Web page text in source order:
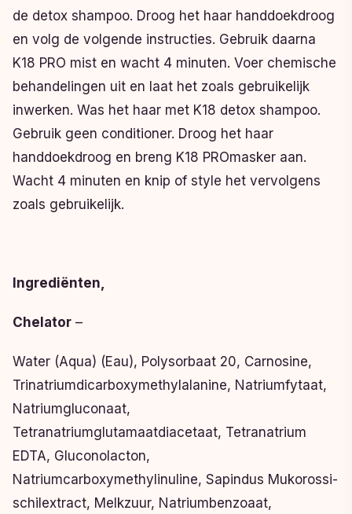
de detox shampoo. Droog het haar handdoekdroog
en volg de volgende instructies. Gebruik daarna
K18 PRO mist en wacht 4 minuten. Voer chemische
behandelingen uit en laat het zoals gebruikelijk
inwerken. Was het haar met K18 detox shampoo.
Gebruik geen conditioner. Droog het haar
handdoekdroog en breng K18 PROmasker aan.
Wacht 4 minuten en knip of style het vervolgens
zoals gebruikelijk.
Ingrediënten,
Chelator –
Water (Aqua) (Eau), Polysorbaat 20, Carnosine,
Trinatriumdicarboxymethylalanine, Natriumfytaat,
Natriumgluconaat,
Tetranatriumglutamaatdiacetaat, Tetranatrium
EDTA, Gluconolacton,
Natriumcarboxymethylinuline, Sapindus Mukorossi-
schilextract, Melkzuur, Natriumbenzoaat,